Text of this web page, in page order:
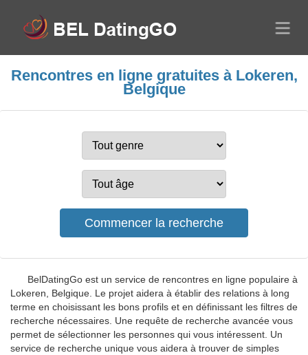
Rencontres en ligne gratuites à Lokeren,
Belgique
BelDatingGo est un service de rencontres en ligne populaire à
Lokeren, Belgique. Le projet aidera à établir des relations à long
terme en choisissant les bons profils et en définissant les filtres de
recherche nécessaires. Une requête de recherche avancée vous
permet de sélectionner les personnes qui vous intéressent. Un
service de recherche unique vous aidera à trouver de simples